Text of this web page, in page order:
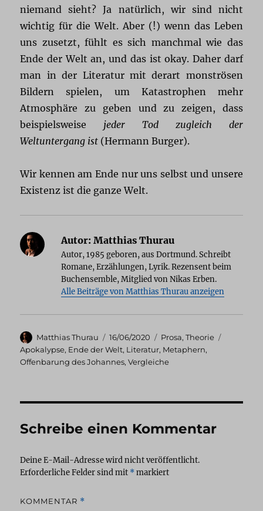
niemand sieht? Ja natürlich, wir sind nicht
wichtig für die Welt. Aber (!) wenn das Leben
uns zusetzt, fühlt es sich manchmal wie das
Ende der Welt an, und das ist okay. Daher darf
man in der Literatur mit derart monströsen
Bildern spielen, um Katastrophen mehr
Atmosphäre zu geben und zu zeigen, dass
beispielsweise jeder Tod zugleich der
Weltuntergang ist (Hermann Burger).
Wir kennen am Ende nur uns selbst und unsere
Existenz ist die ganze Welt.
Autor: Matthias Thurau
Autor, 1985 geboren, aus Dortmund. Schreibt
Romane, Erzählungen, Lyrik. Rezensent beim
Buchensemble, Mitglied von Nikas Erben.
Alle Beiträge von Matthias Thurau anzeigen
Autor
Matthias Thurau
Veröffentlicht
am
16/06/2020 Kategorien
Prosa,Theorie
Apokalypse, Ende der Welt, Literatur, Metaphern,
Offenbarung des Johannes,Vergleiche
Schreibe einen Kommentar
Deine E-Mail-Adresse wird nicht veröffentlicht.
Erforderliche Felder sind mit *markiert
KOMMENTAR *